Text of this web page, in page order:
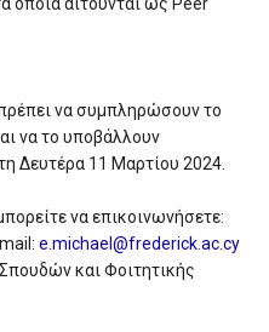
να συμπληρώσουν το
να το υποβάλλουν
Δευτέρα 11 Μαρτίου 2024.
να επικοινωνήσετε:
e.michael@frederick.ac.cy
και Φοιτητικής